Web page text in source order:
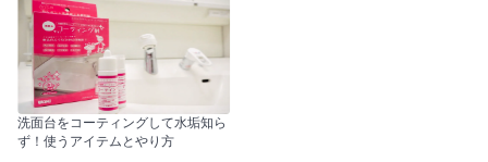
洗面台をコーティングして水垢知ら
ず！使うアイテムとやり方